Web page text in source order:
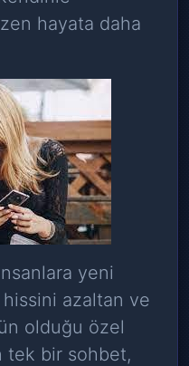
hayata daha
yeni
hissini azaltan ve
olduğu özel
tek bir sohbet,